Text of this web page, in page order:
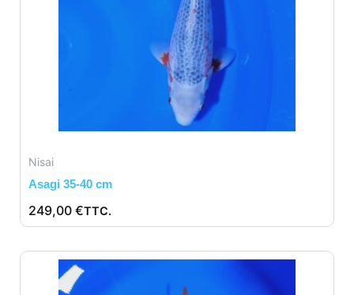
Nisai
Asagi 35-40 cm
249,00 €TTC.